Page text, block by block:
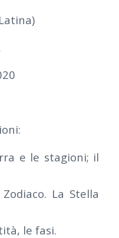
e le stagioni; il
La Stella
le fasi.